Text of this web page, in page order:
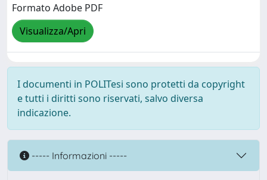
Formato Adobe PDF
Visualizza/Apri
I documenti in POLITesi sono protetti da copyright
e tutti i diritti sono riservati, salvo diversa
indicazione.
----- Informazioni -----